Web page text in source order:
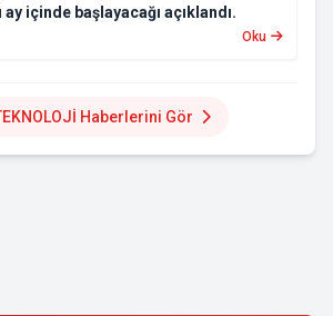
içinde başlayacağı açıklandı.
Oku
Haberlerini Gör